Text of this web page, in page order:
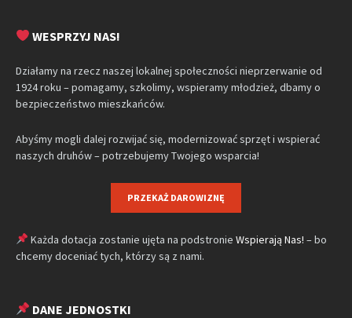
WESPRZYJ NAS!
Działamy na rzecz naszej lokalnej społeczności nieprzerwanie od
1924 roku – pomagamy, szkolimy, wspieramy młodzież, dbamy o
bezpieczeństwo mieszkańców.
Abyśmy mogli dalej rozwijać się, modernizować sprzęt i wspierać
naszych druhów – potrzebujemy Twojego wsparcia!
PRZEKAŻ DAROWIZNĘ
Każda dotacja zostanie ujęta na podstronie Wspierają Nas! – bo
chcemy doceniać tych, którzy są z nami.
DANE JEDNOSTKI